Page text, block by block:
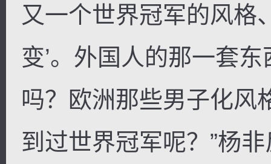
又一个世界冠军的风格
变’。外国人的那一套
吗？欧洲那些男子化风
到过世界冠军呢？”杨